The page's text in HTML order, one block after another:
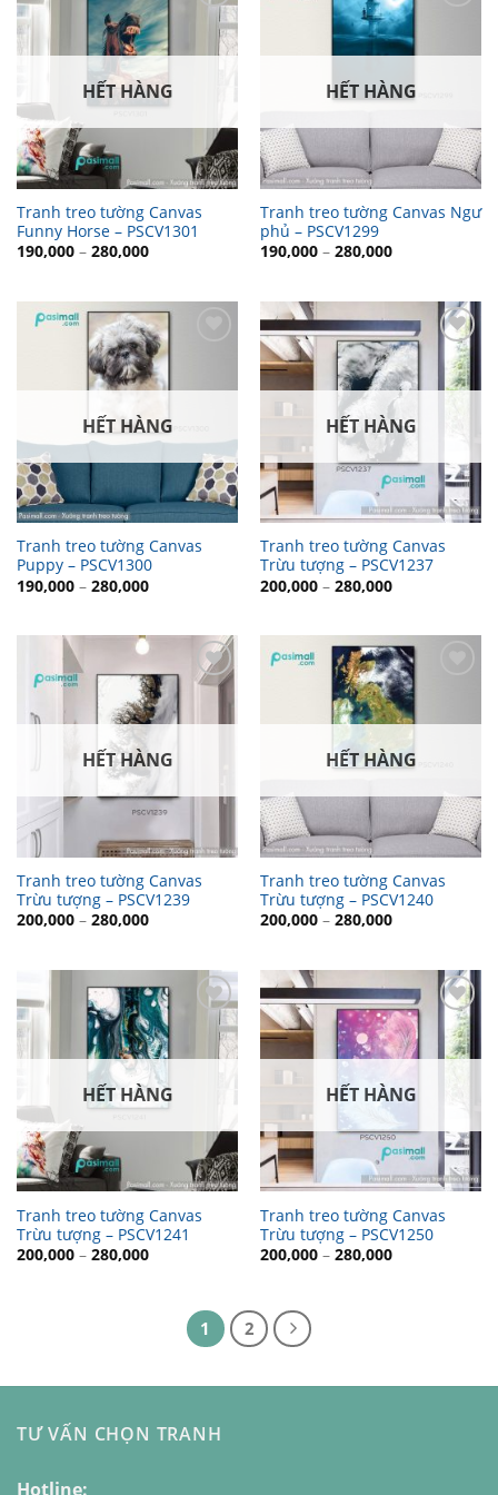
Thêm
vào
danh
HẾT HÀNG
Tranh treo tường Canvas
Funny Horse – PSCV1301
190,000– 280,000
danh
HẾT HÀNG
Tranh treo tường Canvas Ngư
phủ – PSCV1299
190,000– 280,000
danh
HẾT HÀNG
Tranh treo tường Canvas
Puppy – PSCV1300
190,000– 280,000
Thêm
vào
danh
thích
HẾT HÀNG
Tranh treo tường Canvas
Trừu tượng – PSCV1237
200,000– 280,000
Thêm
danh
HẾT HÀNG
Tranh treo tường Canvas
Trừu tượng – PSCV1239
200,000– 280,000
danh
HẾT HÀNG
Tranh treo tường Canvas
Trừu tượng – PSCV1240
200,000– 280,000
Thêm
vào
danh
HẾT HÀNG
Tranh treo tường Canvas
Trừu tượng – PSCV1241
200,000– 280,000
Thêm
vào
danh
HẾT HÀNG
Tranh treo tường Canvas
Trừu tượng – PSCV1250
200,000– 280,000
1 2
TƯ VẤN CHỌN TRANH
Hotline: